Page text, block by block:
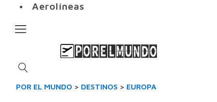
Aerolíneas
POR EL MUNDO > DESTINOS > EUROPA